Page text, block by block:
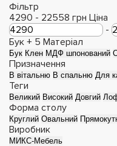
Фільтр
4290 - 22558 грн Ціна
-
Бук + 5 Матеріал
Бук Клен МДФ шпонований
Призначення
В вітальню В спальню Для
Теги
Великий Високий Довгий
Форма столу
Круглий Овальний
Виробник
МИКС-Мебель